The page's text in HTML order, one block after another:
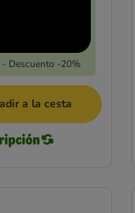
Descuento -20%
a la cesta